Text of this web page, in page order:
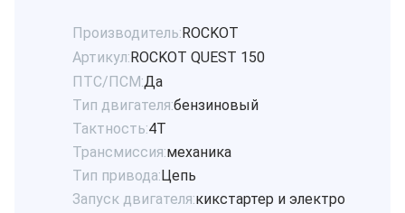
Производитель:ROCKOT
Артикул:ROCKOT QUEST 150
ПТС/ПСМ:Да
Тип двигателя:бензиновый
Тактность:4Т
Трансмиссия:механика
Тип привода:Цепь
Запуск двигателя:кикстартер и электро